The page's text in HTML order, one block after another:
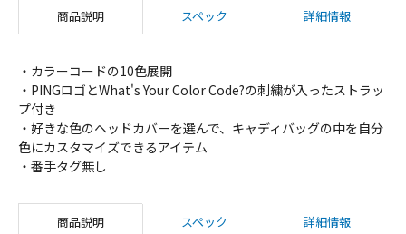
商品説明 スペック 詳細情報
・カラーコードの10色展開
・PINGロゴとWhat's Your Color Code?の刺繍が入ったストラッ
プ付き
・好きな色のヘッドカバーを選んで、キャディバッグの中を自分
色にカスタマイズできるアイテム
・番手タグ無し
商品説明 スペック 詳細情報